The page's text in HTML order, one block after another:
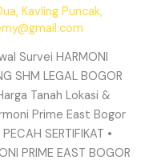
,Kavling Puncak,
Survei HARMONI
SHM LEGAL BOGOR
Tanah Lokasi &
Prime East Bogor
SERTIFIKAT •
PRIME EAST BOGOR